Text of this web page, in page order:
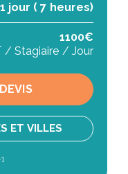
1 jour ( 7 heures)
1100€
/ Stagiaire / Jour
ET VILLES